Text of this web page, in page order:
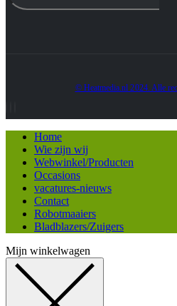
© Heatmedia.nl 2024. Alle
Home
Wie zijn wij
Webwinkel/Producten
Occasions
vacatures-nieuws
Contact
Robotmaaiers
Bladblazers/Zuigers
Mijn winkelwagen